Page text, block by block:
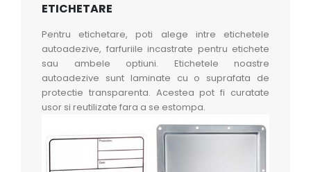
ETICHETARE
Pentru etichetare, poti alege intre etichetele
autoadezive, farfuriile incastrate pentru etichete
sau ambele optiuni. Etichetele noastre
autoadezive sunt laminate cu o suprafata de
protectie transparenta. Acestea pot fi curatate
usor si reutilizate fara a se estompa.